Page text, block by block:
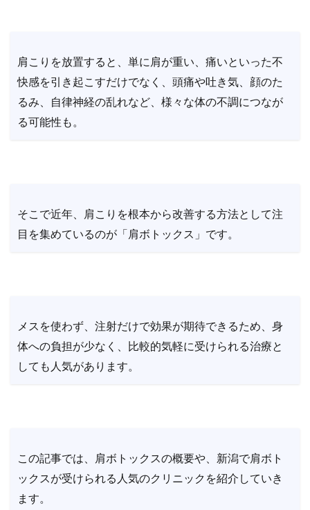
肩こりを放置すると、単に肩が重い、痛いといった不
快感を引き起こすだけでなく、頭痛や吐き気、顔のた
るみ、自律神経の乱れなど、様々な体の不調につなが
る可能性も。
そこで近年、肩こりを根本から改善する方法として注
目を集めているのが「肩ボトックス」です。
メスを使わず、注射だけで効果が期待できるため、身
体への負担が少なく、比較的気軽に受けられる治療と
しても人気があります。
この記事では、肩ボトックスの概要や、新潟で肩ボト
ックスが受けられる人気のクリニックを紹介していき
ます。